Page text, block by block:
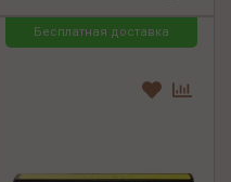
Бесплатная доставка